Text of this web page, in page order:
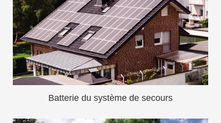
Batterie du système de secours